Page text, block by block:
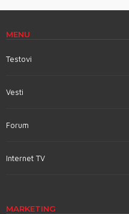
MENU
Testovi
Vesti
Forum
Internet TV
MARKETING